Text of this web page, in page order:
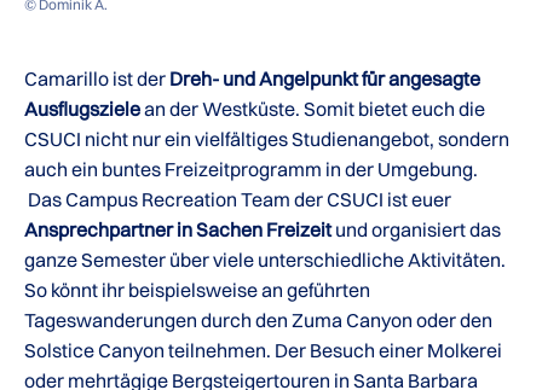
© Dominik A.
Camarillo ist der Dreh- und Angelpunkt für angesagte
Ausflugszielean der Westküste. Somit bietet euch die
CSUCI nicht nur ein vielfältiges Studienangebot, sondern
auch ein buntes Freizeitprogramm in der Umgebung.
Das Campus Recreation Team der CSUCI ist euer
Ansprechpartner in Sachen Freizeitund organisiert das
ganze Semester über viele unterschiedliche Aktivitäten.
So könnt ihr beispielsweise an geführten
Tageswanderungen durch den Zuma Canyon oder den
Solstice Canyon teilnehmen. Der Besuch einer Molkerei
oder mehrtägige Bergsteigertouren in Santa Barbara